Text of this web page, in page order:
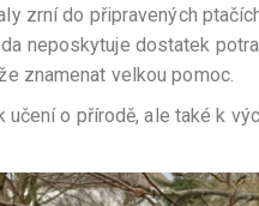
zrní do připravených
neposkytuje dostatek
znamenat velkou pomoc.
o přírodě, ale také k